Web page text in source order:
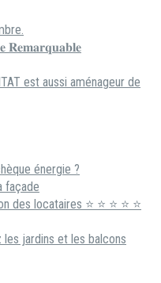
𝐑𝐞𝐦𝐚𝐫𝐪𝐮𝐚𝐛𝐥𝐞
est aussi aménageur de
énergie ?
façade
des locataires ⭐ ⭐ ⭐ ⭐ ⭐
les jardins et les balcons